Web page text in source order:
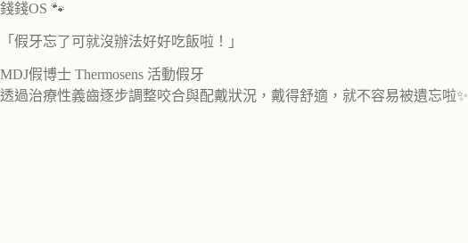
錢錢OS 🐾
「假牙忘了可就沒辦法好好吃飯啦！」
MDJ假博士 Thermosens 活動假牙
透過治療性義齒逐步調整咬合與配戴狀況，戴得舒適，就不容易被遺忘啦✨